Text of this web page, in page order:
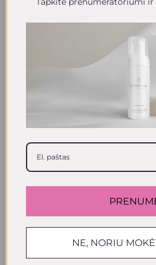
priešuždegiminių savybių.
tirpi vitamino C forma, o
geriausia naudoti
pagamintose formulėse.
MAP taip pat puikiai tinka
linkusiems į spuogus, nes
oksidacijai, dėl kurios
veiksminga kaip vietinis
galintis ištaisyti spalvos
spuogų randų ir
atspalvį. Ši vitamino C
produktuose, kurių pH yra
Šios vitamino C formos
maksimaliai gali būti 10%
NE, NORIU